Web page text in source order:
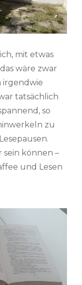
mit etwas
wäre zwar
irgendwie
tatsächlich
so
zu
sein können –
und Lesen